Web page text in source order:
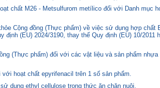
chất M26 - Metsulfurom metílico đối với Danh mục
Cộng đồng (Thực phẩm) về việc sử dụng hợp chất
(EU) 2024/3190, thay thế Quy định (EU) 10/2011
(Thực phẩm) đối với các vật liệu và sản phẩm
hoạt chất epyrifenacil trên 1 số sản phẩm.
dụng ethyl cellulose trong thức ăn chăn nuôi.